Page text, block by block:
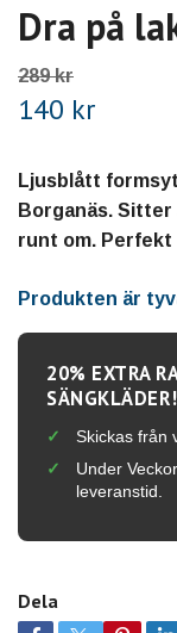
Dra på
289 kr
140 kr
Ljusblått
Borganäs.
runt om. Perfekt
Produkten är
20% EXTRA
Skickas från
Under
leveranstid.
Dela